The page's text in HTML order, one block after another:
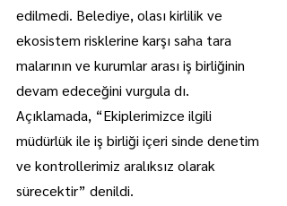
edilmedi. Belediye, olası kirlilik ve
ekosistem risklerine karşı saha tara
malarının ve kurumlar arası iş birliğinin
devam edeceğini vurgula dı.
Açıklamada, “Ekiplerimizce ilgili
müdürlük ile iş birliği içeri sinde denetim
ve kontrollerimiz aralıksız olarak
sürecektir” denildi.